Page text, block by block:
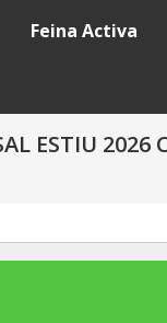
Feina Activa
ESTIU 2026